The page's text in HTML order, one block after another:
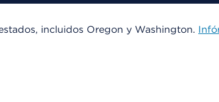
incluidos Oregon y Washington.